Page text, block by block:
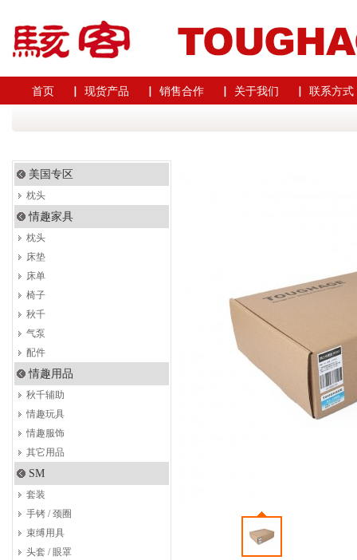
首页 ▏ 现货产品 ▏ 销售合作 ▏ 关于我们 ▏ 联系方式
美国专区
枕头
情趣家具
枕头
床垫
床单
椅子
秋千
气泵
配件
情趣用品
秋千辅助
情趣玩具
情趣服饰
其它用品
SM
套装
手铐 / 颈圈
束缚用具
头套 / 眼罩